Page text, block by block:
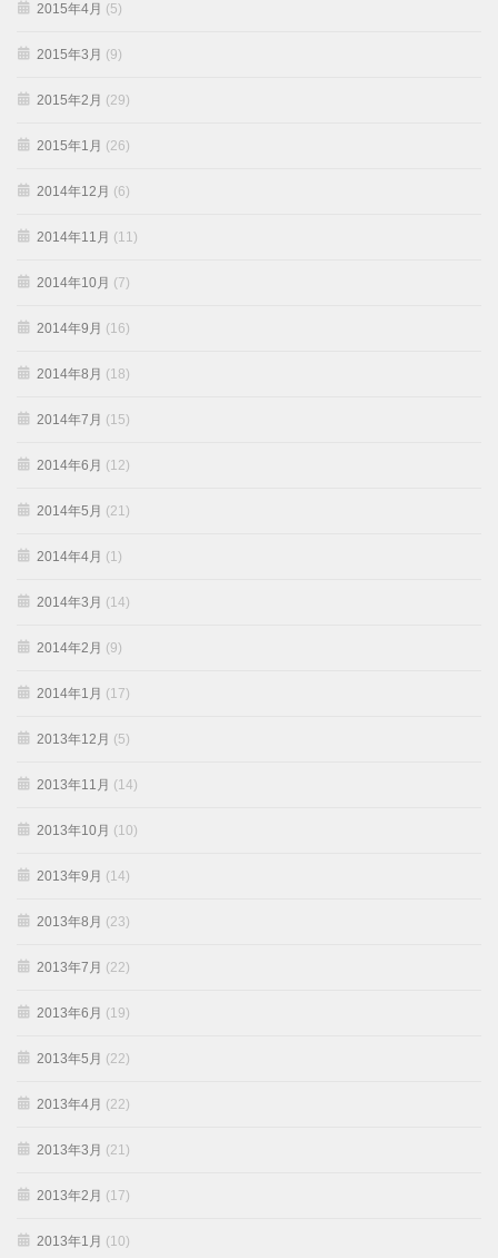
2015年4月 (5)
2015年3月 (9)
2015年2月 (29)
2015年1月 (26)
2014年12月 (6)
2014年11月 (11)
2014年10月 (7)
2014年9月 (16)
2014年8月 (18)
2014年7月 (15)
2014年6月 (12)
2014年5月 (21)
2014年4月 (1)
2014年3月 (14)
2014年2月 (9)
2014年1月 (17)
2013年12月 (5)
2013年11月 (14)
2013年10月 (10)
2013年9月 (14)
2013年8月 (23)
2013年7月 (22)
2013年6月 (19)
2013年5月 (22)
2013年4月 (22)
2013年3月 (21)
2013年2月 (17)
2013年1月 (10)